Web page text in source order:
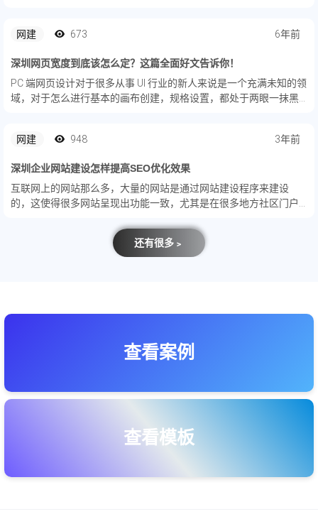
网建
673 6年前
深圳网页宽度到底该怎么定？这篇全面好文告诉你！
PC 端网页设计对于很多从事 UI 行业的新人来说是一个充满未知的领
域，对于怎么进行基本的画布创建，规格设置，都处于两眼一抹黑
网建
948 3年前
深圳企业网站建设怎样提高SEO优化效果
互联网上的网站那么多，大量的网站是通过网站建设程序来建设
的，这使得很多网站呈现出功能一致，尤其是在很多地方社区门户
还有很多﹥
查看案例
查看模板